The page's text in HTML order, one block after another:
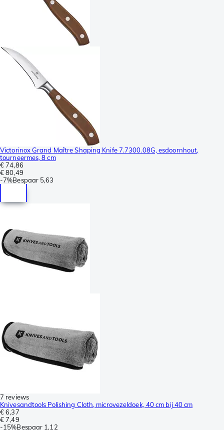
Victorinox Grand Maître Shaping Knife 7.7300.08G, esdoornhout,
tourneermes, 8 cm
€ 74,86
€ 80,49
-7%Bespaar 5,63
7 reviews
Knivesandtools Polishing Cloth, microvezeldoek, 40 cm bij 40 cm
€ 6,37
€ 7,49
-15%Bespaar 1,12